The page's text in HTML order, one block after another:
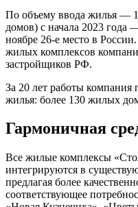
По объему ввода жилья —
домов) с начала 2023
ноябре 26-е место в
жилых комплексов
застройщиков РФ.
За 20 лет работы компания
жилья: более 130 жилых
Гармоничная
Все жилые комплексы
интегрируются в
предлагая более
соответствующее